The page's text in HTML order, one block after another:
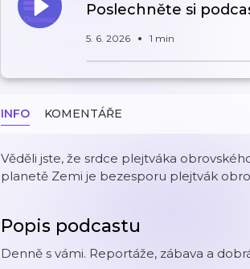
Poslechněte si
5. 6. 2026 1 min
INFO KOMENTÁŘE
Věděli jste, že srdce plejtváka
planetě Zemi je bezesporu plejtvák
Popis podcastu
Denně s vámi. Reportáže, zábava a